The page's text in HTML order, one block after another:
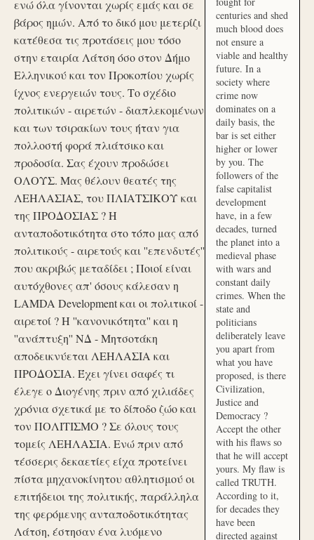
ενώ όλα γίνονται χωρίς εμάς και σε
βάρος ημών. Από το δικό μου μετερίζι
κατέθεσα τις προτάσεις μου τόσο
στην εταιρία Λάτση όσο στον Δήμο
Ελληνικού και τον Προκοπίου χωρίς
ίχνος ενεργειών τους. Το σχέδιο
πολιτικών - αιρετών - διαπλεκομένων
και των τσιρακίων τους ήταν για
πολλοστή φορά πλιάτσικο και
προδοσία. Σας έχουν προδώσει
ΟΛΟΥΣ. Μας θέλουν θεατές της
ΛΕΗΛΑΣΙΑΣ, του ΠΛΙΑΤΣΙΚΟΥ και
της ΠΡΟΔΟΣΙΑΣ ? Η
ανταποδοτικότητα στο τόπο μας από
πολιτικούς - αιρετούς και ''επενδυτές''
που ακριβώς μεταδίδει ; Ποιοί είναι
αυτόχθονες απ' όσους κάλεσαν η
LAMDA Development και οι πολιτικοί -
αιρετοί ? Η ''κανονικότητα'' και η
''ανάπτυξη'' ΝΔ - Μητσοτάκη
αποδεικνύεται ΛΕΗΛΑΣΙΑ και
ΠΡΟΔΟΣΙΑ. Έχει γίνει σαφές τι
έλεγε ο Διογένης πριν από χιλιάδες
χρόνια σχετικά με το δίποδο ζώο και
τον ΠΟΛΙΤΙΣΜΟ ? Σε όλους τους
τομείς ΛΕΗΛΑΣΙΑ. Ενώ πριν από
τέσσερις δεκαετίες είχα προτείνει
πίστα μηχανοκίνητου αθλητισμού οι
επιτήδειοι της πολιτικής, παράλληλα
της φερόμενης ανταποδοτικότητας
Λάτση, έστησαν ένα λυόμενο
centuries and shed
much blood does
not ensure a
viable and healthy
future. In a
society where
crime now
dominates on a
daily basis, the
bar is set either
higher or lower
by you. The
followers of the
false capitalist
development
have, in a few
decades, turned
the planet into a
medieval phase
with wars and
constant daily
crimes. When the
state and
politicians
deliberately leave
you apart from
what you have
proposed, is there
Civilization,
Justice and
Democracy ?
Accept the other
with his flaws so
that he will accept
yours. My flaw is
called TRUTH.
According to it,
for decades they
have been
directed against